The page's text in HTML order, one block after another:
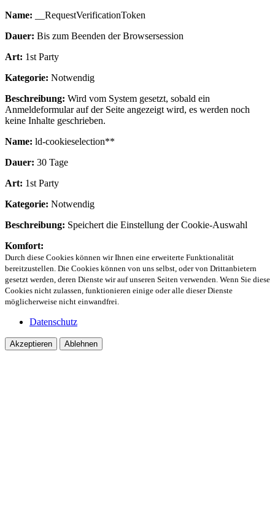
Name: __RequestVerificationToken
Dauer: Bis zum Beenden der Browsersession
Art: 1st Party
Kategorie: Notwendig
Beschreibung: Wird vom System gesetzt, sobald ein
Anmeldeformular auf der Seite angezeigt wird, es werden noch
keine Inhalte geschrieben.
Name: ld-cookieselection**
Dauer: 30 Tage
Art: 1st Party
Kategorie: Notwendig
Beschreibung: Speichert die Einstellung der Cookie-Auswahl
Komfort:
Durch diese Cookies können wir Ihnen eine erweiterte Funktionalität
bereitzustellen. Die Cookies können von uns selbst, oder von Drittanbietern
gesetzt werden, deren Dienste wir auf unseren Seiten verwenden. Wenn Sie diese
Cookies nicht zulassen, funktionieren einige oder alle dieser Dienste
möglicherweise nicht einwandfrei.
Datenschutz
Akzeptieren Ablehnen